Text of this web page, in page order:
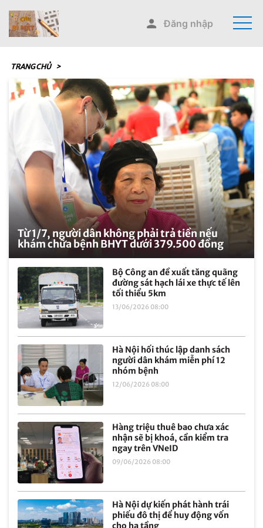
Đăng nhập
TRANG CHỦ >
Từ 1/7, người dân không phải trả tiền nếu
khám chữa bệnh BHYT dưới 379.500 đồng
Bộ Công an đề xuất tăng quãng
đường sát hạch lái xe thực tế lên
tối thiểu 5km
13/06/2026 08:00
Hà Nội hối thúc lập danh sách
người dân khám miễn phí 12
nhóm bệnh
12/06/2026 08:00
Hàng triệu thuê bao chưa xác
nhận sẽ bị khoá, cần kiểm tra
ngay trên VNeID
09/06/2026 08:00
Hà Nội dự kiến phát hành trái
phiếu đô thị để huy động vốn
cho hạ tầng